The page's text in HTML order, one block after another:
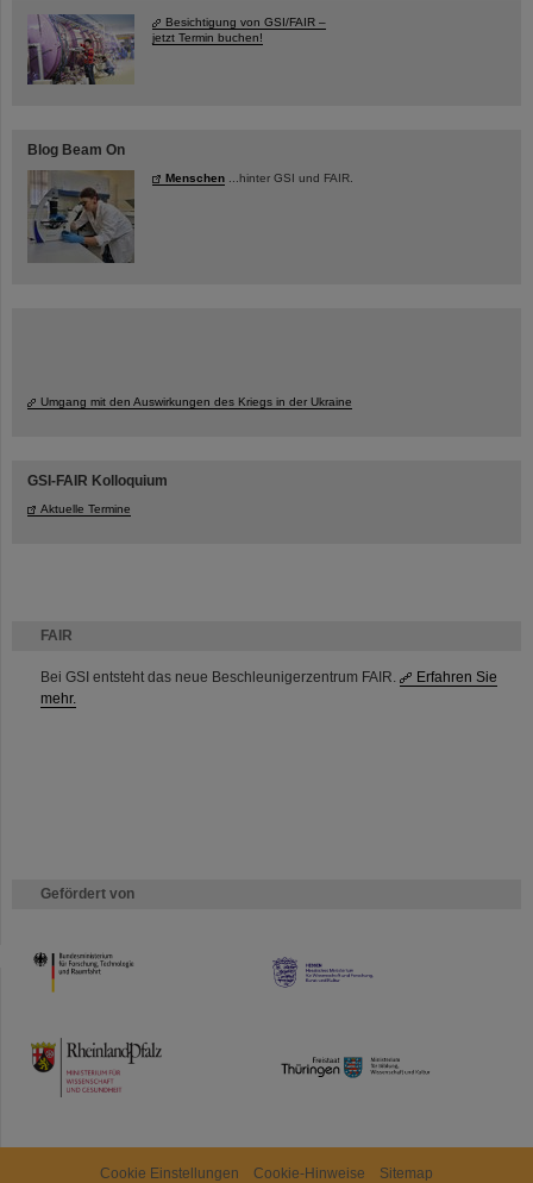
FAIR
Bei GSI entsteht das neue Beschleunigerzentrum FAIR.
Erfahren Sie
mehr.
Gefördert von
HMWK
TMWWDG
Besichtigung von GSI/FAIR –
jetzt Termin buchen!
Blog Beam On
Menschen ...hinter GSI und FAIR.
Umgang mit den Auswirkungen des Kriegs in der Ukraine
GSI-FAIR Kolloquium
Aktuelle Termine
Cookie Einstellungen Cookie-Hinweise Sitemap